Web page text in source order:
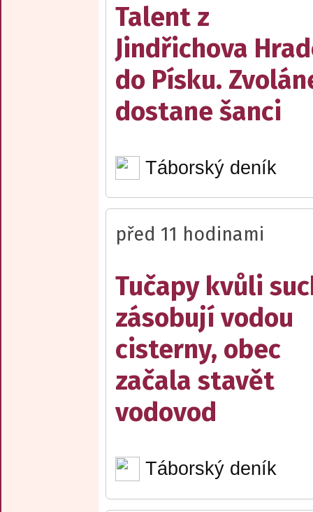
Talent z
Jindřichova
do Písku.
dostane šanci
Táborský deník
před 11 hodinami
Tučapy kvůli
zásobují vodou
cisterny, obec
začala stavět
vodovod
Táborský deník